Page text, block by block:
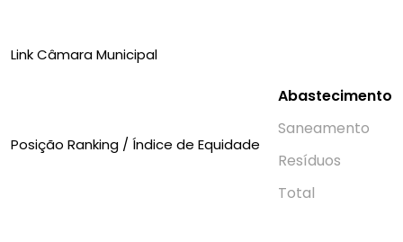
Link Câmara Municipal
Posição Ranking / Índice de Equidade
Abastecimento
Saneamento
Resí­duos
Total